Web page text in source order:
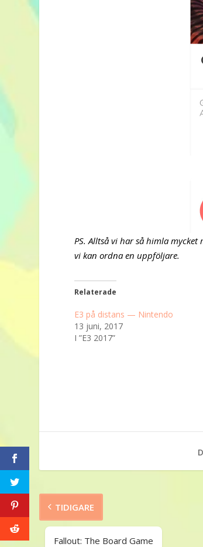
PS. Alltså vi har så himla
vi kan ordna en uppföljare.
Relaterade
E3 på distans — Nintendo
13 juni, 2017
I ”E3 2017”
TIDIGARE
Fallout: The Board Game